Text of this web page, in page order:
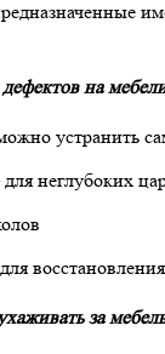
на
устранить
неглубоких
за